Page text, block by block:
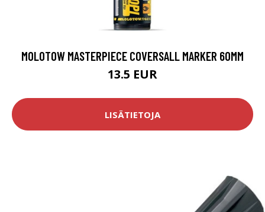
MOLOTOW MASTERPIECE COVERSALL MARKER 60MM
13.5 EUR
LISÄTIETOJA